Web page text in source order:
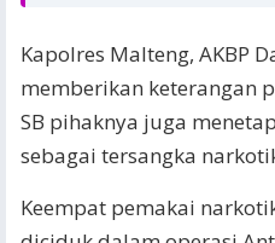
Kapolres Malteng, AKBP
memberikan keterangan
SB pihaknya juga
sebagai tersangka
Keempat pemakai